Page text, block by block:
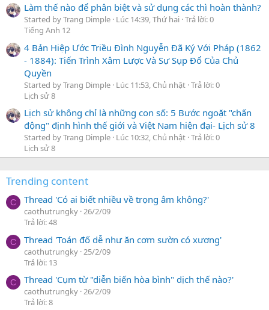
Làm thế nào để phân biệt và sử dụng các thì hoàn thành?
Started by Trang Dimple Lúc 14:39, Thứ hai Trả lời: 0
Tiếng Anh 12
4 Bản Hiệp Ước Triều Đình Nguyễn Đã Ký Với Pháp (1862
- 1884): Tiến Trình Xâm Lược Và Sự Sụp Đổ Của Chủ
Quyền
Started by Trang Dimple Lúc 11:53, Chủ nhật Trả lời: 0
Lịch sử 8
Lịch sử không chỉ là những con số: 5 Bước ngoặt "chấn
động" định hình thế giới và Việt Nam hiện đại- Lịch sử 8
Started by Trang Dimple Lúc 10:32, Chủ nhật Trả lời: 0
Lịch sử 8
Trending content
C Thread 'Có ai biết nhiều về trọng âm không?'
caothutrungky 26/2/09
Trả lời: 48
C Thread 'Toán đố dễ như ăn cơm sườn có xương'
caothutrungky 25/2/09
Trả lời: 13
C Thread 'Cụm từ "diễn biến hòa bình" dịch thế nào?'
caothutrungky 26/2/09
Trả lời: 8